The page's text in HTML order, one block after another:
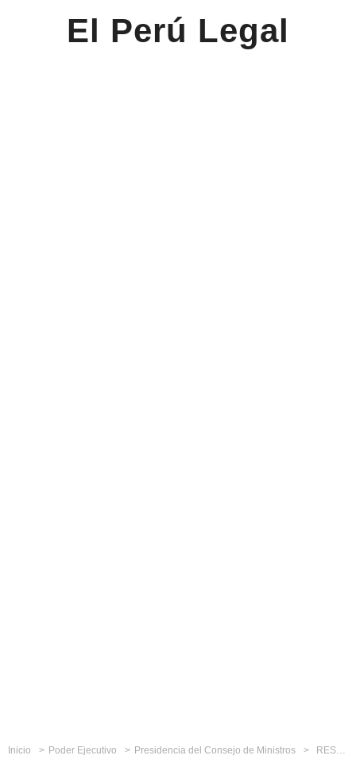
El Perú Legal
Inicio Poder Ejecutivo Presidencia del Consejo de Ministros RESOLUCIÓN DE SECRETARÍA DE DESCENTRALIZACIÓN N° 053-2013-PCM/SD Inscriben a la "Mancomunidad